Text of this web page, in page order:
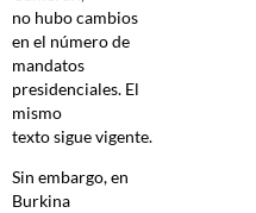
no hubo cambios
en el número de
mandatos
presidenciales. El
mismo
texto sigue vigente.
Sin embargo, en
Burkina